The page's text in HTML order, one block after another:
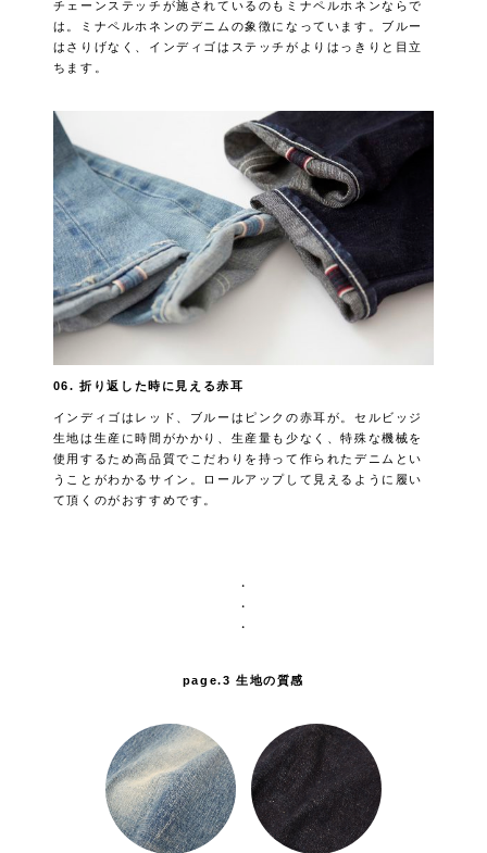
チェーンステッチが施されているのもミナペルホネンならで
は。ミナペルホネンのデニムの象徴になっています。ブルー
はさりげなく、インディゴはステッチがよりはっきりと目立
ちます。
06. 折り返した時に見える赤耳
インディゴはレッド、ブルーはピンクの赤耳が。セルビッジ
生地は生産に時間がかかり、生産量も少なく、特殊な機械を
使用するため高品質でこだわりを持って作られたデニムとい
うことがわかるサイン。ロールアップして見えるように履い
て頂くのがおすすめです。
・
・
・
page.3 生地の質感